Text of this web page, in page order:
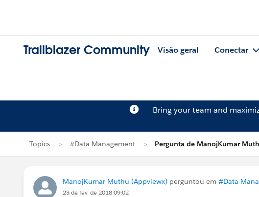
Trailblazer Community Visão geral Conectar
Bring your team and
Topics #Data Management Pergunta de ManojKumar
ManojKumar Muthu (Appviewx) perguntou em #Data
23 de fev. de 2018 09:02